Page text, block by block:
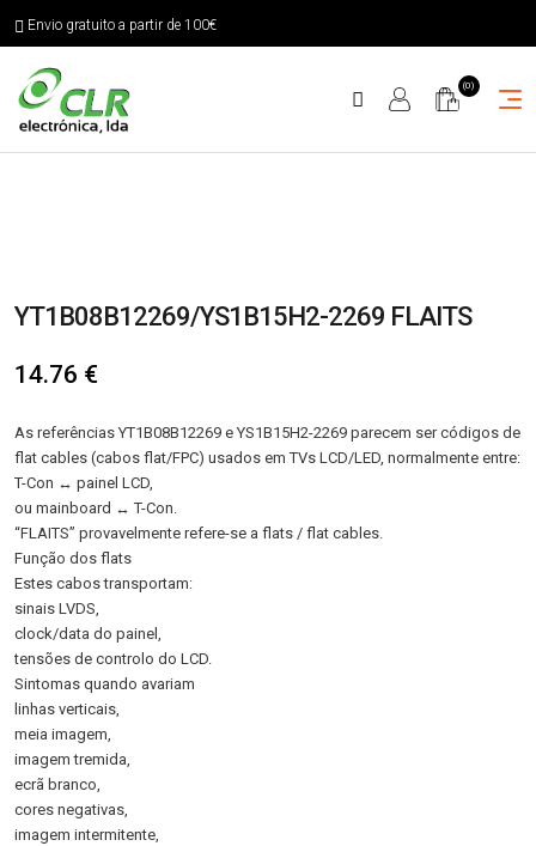
Envio gratuito a partir de 100€
(0)
YT1B08B12269/YS1B15H2-2269 FLAITS
14.76 €
As referências YT1B08B12269 e YS1B15H2-2269 parecem ser códigos de
flat cables (cabos flat/FPC) usados em TVs LCD/LED, normalmente entre:
T-Con ↔ painel LCD,
ou mainboard ↔ T-Con.
“FLAITS” provavelmente refere-se a flats / flat cables.
Função dos flats
Estes cabos transportam:
sinais LVDS,
clock/data do painel,
tensões de controlo do LCD.
Sintomas quando avariam
linhas verticais,
meia imagem,
imagem tremida,
ecrã branco,
cores negativas,
imagem intermitente,